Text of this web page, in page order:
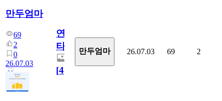
만두엄마
69
2
0
26.07.03
연
타
[4]
만두엄마 26.07.03 69 2